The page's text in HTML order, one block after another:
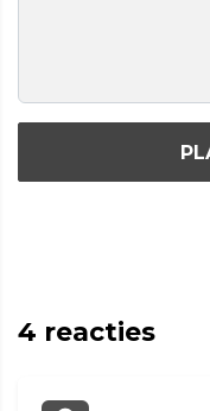
4 reacties